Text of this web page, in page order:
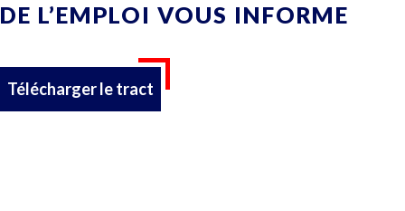
DE L’EMPLOI VOUS INFORME
Télécharger le tract